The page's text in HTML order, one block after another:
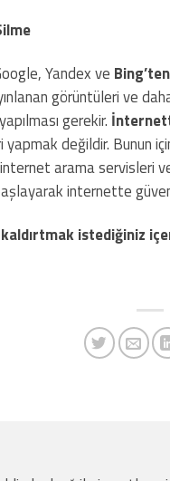
Yandex ve
görüntüleri ve
gerekir.
değildir. Bunun
arama servisleri
internette
kaldırtmak istediğiniz